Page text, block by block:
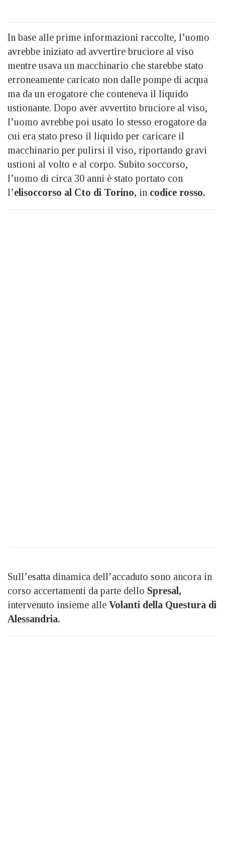
In base alle prime informazioni raccolte, l’uomo
avrebbe iniziato ad avvertire bruciore al viso
mentre usava un macchinario che starebbe stato
erroneamente caricato non dalle pompe di acqua
ma da un erogatore che conteneva il liquido
ustionante. Dopo aver avvertito bruciore al viso,
l’uomo avrebbe poi usato lo stesso erogatore da
cui era stato preso il liquido per caricare il
macchinario per pulirsi il viso, riportando gravi
ustioni al volto e al corpo. Subito soccorso,
l’uomo di circa 30 anni è stato portato con
l’elisoccorso al Cto di Torino, in codice rosso.
Sull’esatta dinamica dell’accaduto sono ancora in
corso accertamenti da parte dello Spresal,
intervenuto insieme alle Volanti della Questura di
Alessandria.